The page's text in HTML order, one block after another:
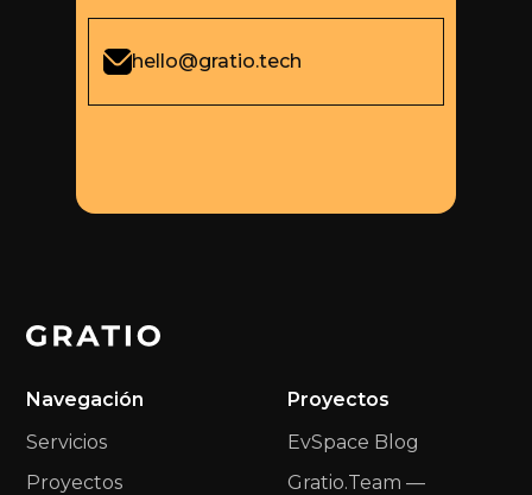
hello@gratio.tech
Proyectos
Navegación
Servicios
Proyectos
Gratio.Team —
EvSpace Blog